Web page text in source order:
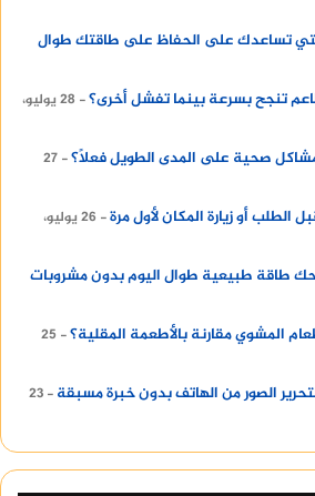
تساعدك على الحفاظ على طاقتك طوال
تنجح بسرعة بينما تفشل أخرى؟
28 يوليو،
صحية على المدى الطويل فعلًا؟ 27
الطلب أو زيارة المكان لأول مرة
26 يوليو،
طاقة طبيعية طوال اليوم بدون مشروبات
المشوي مقارنة بالأطعمة المقلية؟
25
الصور من الهاتف بدون خبرة مسبقة
23